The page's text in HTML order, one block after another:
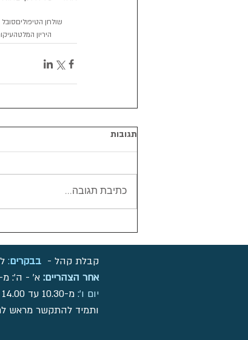
שולחן הטיפולים
היריון המלטה
תגובות
כתיבת תגובה...
קבלת קהל - בבקרים:
אחר הצהריים: א' - ה': מ-16.30 עד 19:00
יום ו': מ-10.30 עד 14.00
ותמיד להתקשר מראש